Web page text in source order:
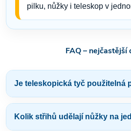
pilku, nůžky i teleskop v
FAQ – nejčastější
Je teleskopická tyč použitelná
Ano, teleskopická tyč je v této
praktické příslušenství propilku i
Kolik střihů udělají nůžky na